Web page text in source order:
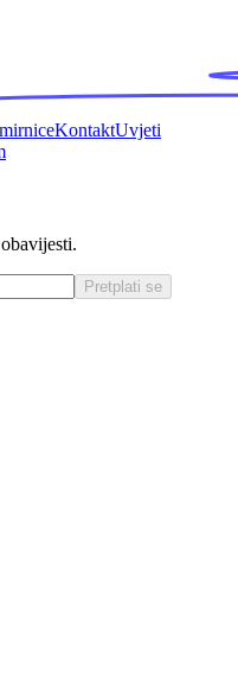
KontaktUvjeti
Pretplati se